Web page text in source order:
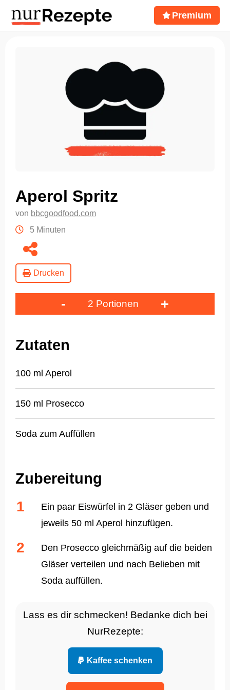
Premium
Aperol Spritz
von bbcgoodfood.com
5 Minuten
Drucken
- 2 Portionen +
Zutaten
100 ml Aperol
150 ml Prosecco
Soda zum Auffüllen
Zubereitung
Ein paar Eiswürfel in 2 Gläser geben und
jeweils 50 ml Aperol hinzufügen.
Den Prosecco gleichmäßig auf die beiden
Gläser verteilen und nach Belieben mit
Soda auffüllen.
Lass es dir schmecken! Bedanke dich bei
NurRezepte:
Kaffee schenken